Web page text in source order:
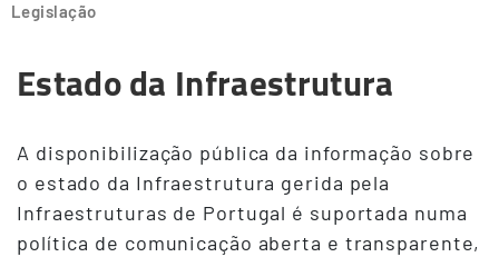
Legislação
Estado da Infraestrutura
A disponibilização pública da informação sobre
o estado da Infraestrutura gerida pela
Infraestruturas de Portugal é suportada numa
política de comunicação aberta e transparente,